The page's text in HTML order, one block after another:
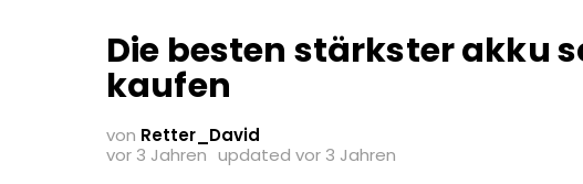
Die besten stärkster akku
kaufen
von Retter_David
vor 3 Jahren updated vor 3 Jahren